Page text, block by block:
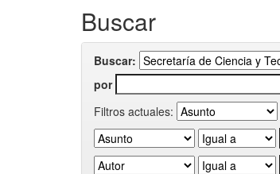
Buscar
Buscar:
por
Filtros actuales: